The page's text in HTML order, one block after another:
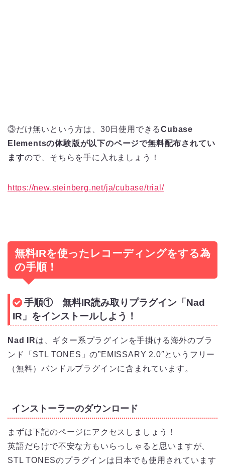
③だけ無いという方は、30日使用できるCubase
Elementsの体験版が以下のページで無料配布されてい
ますので、そちらを手に入れましょう！
https://new.steinberg.net/ja/cubase/trial/
無料IRを使ったレコーディングをする為
の手順！
手順① 無料IR読み取りプラグイン「Nad
IR」をインストールしよう！
Nad IRは、ギター系プラグインを手掛ける海外のブラ
ンド「STL TONES」の”EMISSARY 2.0″というフリー
（無料）バンドルプラグインに含まれています。
インストーラーのダウンロード
まずは下記のページにアクセスしましょう！
英語だらけで不安な方もいらっしゃると思いますが、
STL TONESのプラグインは日本でも使用されています